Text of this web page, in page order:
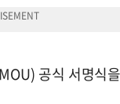
공식 서명식